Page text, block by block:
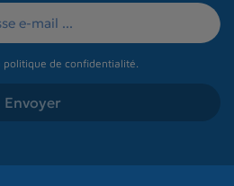
politique de confidentialité